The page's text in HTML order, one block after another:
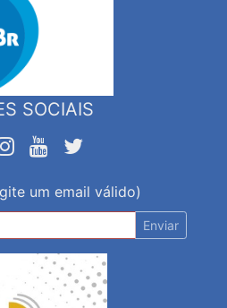
SOCIAIS
um email válido)
Enviar